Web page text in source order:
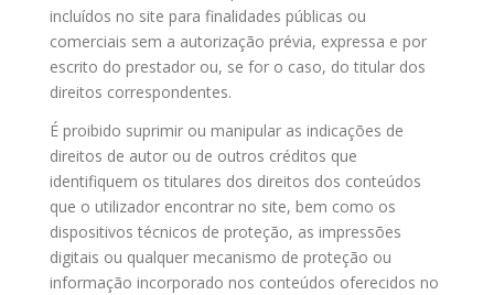
incluídos no site para finalidades públicas ou
comerciais sem a autorização prévia, expressa e por
escrito do prestador ou, se for o caso, do titular dos
direitos correspondentes.
É proibido suprimir ou manipular as indicações de
direitos de autor ou de outros créditos que
identifiquem os titulares dos direitos dos conteúdos
que o utilizador encontrar no site, bem como os
dispositivos técnicos de proteção, as impressões
digitais ou qualquer mecanismo de proteção ou
informação incorporado nos conteúdos oferecidos no